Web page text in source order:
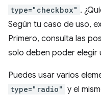
type="checkbox" .
Según tu caso de uso,
Primero, consulta las
solo deben poder elegir
Puedes usar varios
type="radio" y el